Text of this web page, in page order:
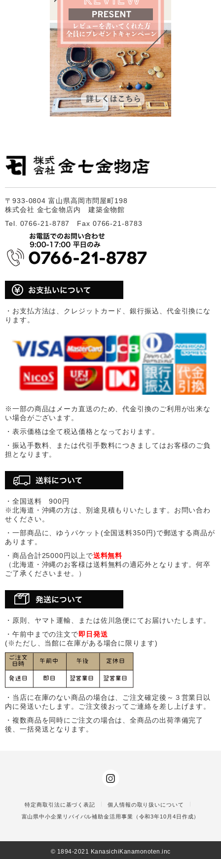
〒933-0804 富山県高岡市問屋町198
株式会社 金七金物店内 建築金物館
Tel. 0766-21-8787 Fax 0766-21-8783
・お支払方法は、クレジットカード、銀行振込、代金引換にな
ります。
※一部の商品はメーカ直送のため、代金引換のご利用が出来な
い場合がございます。
・表示価格は全て税込価格となっております。
・振込手数料、または代引手数料につきましてはお客様のご負
担となります。
・全国送料 900円
※北海道・沖縄の方は、別途見積もりいたします。お問い合わ
せください。
・一部商品に、ゆうパケット(全国送料350円)で郵送する商品が
あります。
・商品合計25000円以上で送料無料
（北海道・沖縄のお客様は送料無料の適応外となります。何卒
ご了承くださいませ。）
・原則、ヤマト運輸、または佐川急便にてお届けいたします。
・午前中までの注文で即日発送
(※ただし、当館に在庫がある場合に限ります)
・当店に在庫のない商品の場合は、ご注文確定後～３営業日以
内に発送いたします。ご注文後おってご連絡を差し上げます。
・複数商品を同時にご注文の場合は、全商品の出荷準備完了
後、一括発送となります。
特定商取引法に基づく表記
個人情報の取り扱いについて
富山県中小企業リバイバル補助金活用事業（令和3年10月4日作成）
©️ 1894-2021 KanasichiKanamonoten.inc